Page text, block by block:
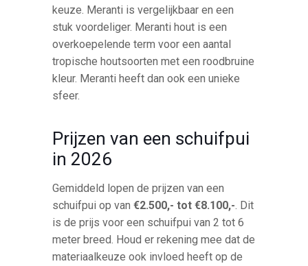
keuze. Meranti is vergelijkbaar en een
stuk voordeliger. Meranti hout is een
overkoepelende term voor een aantal
tropische houtsoorten met een roodbruine
kleur. Meranti heeft dan ook een unieke
sfeer.
Prijzen van een schuifpui
in 2026
Gemiddeld lopen de prijzen van een
schuifpui op van€2.500,- tot €8.100,- . Dit
is de prijs voor een schuifpui van 2 tot 6
meter breed. Houd er rekening mee dat de
materiaalkeuze ook invloed heeft op de